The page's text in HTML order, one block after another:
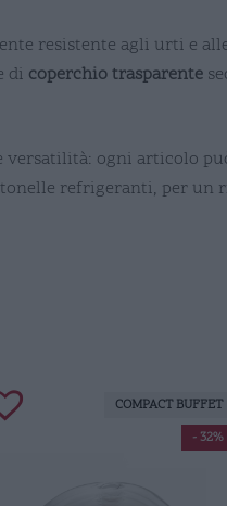
resistente agli urti e
di coperchio trasparente
ogni articolo
refrigeranti, per un
- 32%
COMPACT BUFFET